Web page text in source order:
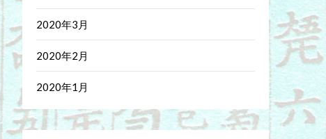
2020年3月
2020年2月
2020年1月